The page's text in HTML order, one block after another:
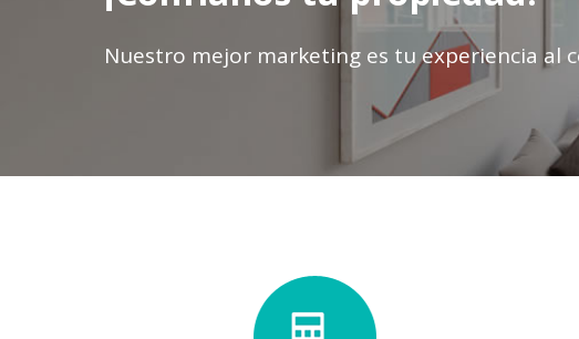
Nuestro mejor marketing es tu experiencia al